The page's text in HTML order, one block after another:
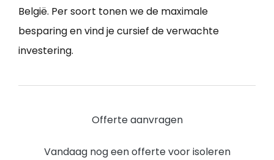
België. Per soort tonen we de maximale
besparing en vind je cursief de verwachte
investering.
Offerte aanvragen
Vandaag nog een offerte voor isoleren